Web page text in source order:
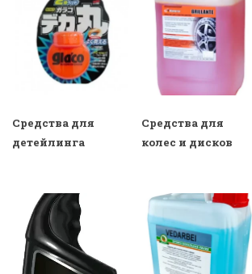
Средства для
детейлинга
Средства для
колес и дисков